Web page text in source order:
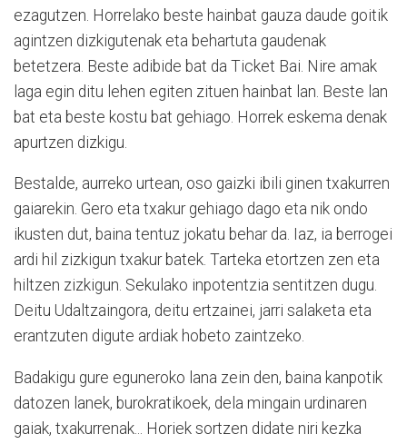
ezagutzen. Horrelako beste hainbat gauza daude goitik
agintzen dizkigutenak eta behartuta gaudenak
betetzera. Beste adibide bat da Ticket Bai. Nire amak
laga egin ditu lehen egiten zituen hainbat lan. Beste lan
bat eta beste kostu bat gehiago. Horrek eskema denak
apurtzen dizkigu.
Bestalde, aurreko urtean, oso gaizki ibili ginen txakurren
gaiarekin. Gero eta txakur gehiago dago eta nik ondo
ikusten dut, baina tentuz jokatu behar da. Iaz, ia berrogei
ardi hil zizkigun txakur batek. Tarteka etortzen zen eta
hiltzen zizkigun. Sekulako inpotentzia sentitzen dugu.
Deitu Udaltzaingora, deitu ertzainei, jarri salaketa eta
erantzuten digute ardiak hobeto zaintzeko.
Badakigu gure eguneroko lana zein den, baina kanpotik
datozen lanek, burokratikoek, dela mingain urdinaren
gaiak, txakurrenak... Horiek sortzen didate niri kezka